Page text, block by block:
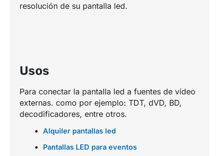
resolución de su pantalla led.
Usos
Para conectar la pantalla led a fuentes de vídeo
externas. como por ejemplo: TDT, dVD, BD,
decodificadores, entre otros.
Alquiler pantallas led
Pantallas LED para eventos